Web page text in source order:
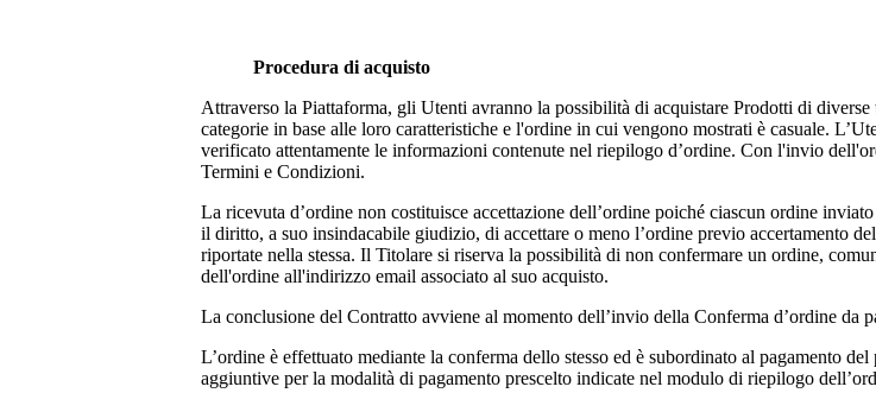
Procedura di acquisto
Attraverso la Piattaforma, gli Utenti avranno la possibilità di acquistare Prodotti di
categorie in base alle loro caratteristiche e l'ordine in cui vengono mostrati è casuale.
verificato attentamente le informazioni contenute nel riepilogo d’ordine. Con l'invio
Termini e Condizioni.
La ricevuta d’ordine non costituisce accettazione dell’ordine poiché ciascun ordine
il diritto, a suo insindacabile giudizio, di accettare o meno l’ordine previo accertamento
riportate nella stessa. Il Titolare si riserva la possibilità di non confermare un ordine,
dell'ordine all'indirizzo email associato al suo acquisto.
La conclusione del Contratto avviene al momento dell’invio della Conferma d’ordine da
L’ordine è effettuato mediante la conferma dello stesso ed è subordinato al pagamento
aggiuntive per la modalità di pagamento prescelto indicate nel modulo di riepilogo